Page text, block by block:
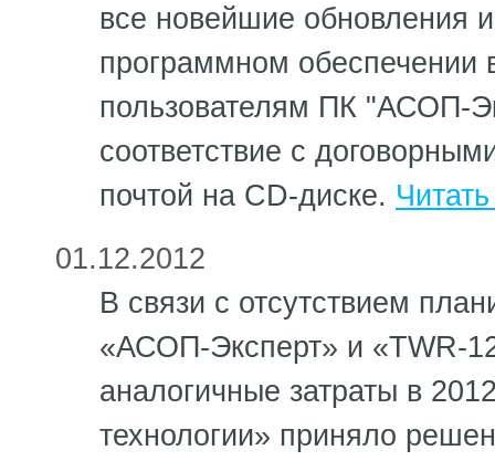
все новейшие обновления
программном
пользователям ПК "АСОП-
соответствие с
почтой на CD-диске.
01.12.2012
В связи с отсутствием
«АСОП-Эксперт» и «TWR-
аналогичные затраты в
технологии» приняло